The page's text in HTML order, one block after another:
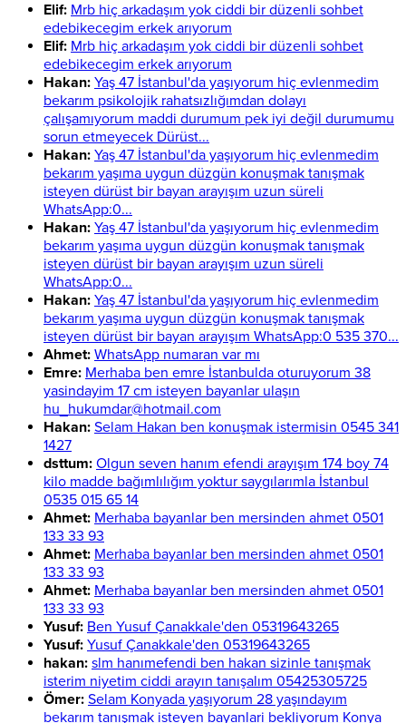
Elif: Mrb hiç arkadaşım yok ciddi bir düzenli sohbet
edebikecegim erkek arıyorum
Elif: Mrb hiç arkadaşım yok ciddi bir düzenli sohbet
edebikecegim erkek arıyorum
Hakan: Yaş 47 İstanbul'da yaşıyorum hiç evlenmedim
bekarım psikolojik rahatsızlığımdan dolayı
çalışamıyorum maddi durumum pek iyi değil durumumu
sorun etmeyecek Dürüst...
Hakan: Yaş 47 İstanbul'da yaşıyorum hiç evlenmedim
bekarım yaşıma uygun düzgün konuşmak tanışmak
isteyen dürüst bir bayan arayışım uzun süreli
WhatsApp:0...
Hakan: Yaş 47 İstanbul'da yaşıyorum hiç evlenmedim
bekarım yaşıma uygun düzgün konuşmak tanışmak
isteyen dürüst bir bayan arayışım uzun süreli
WhatsApp:0...
Hakan: Yaş 47 İstanbul'da yaşıyorum hiç evlenmedim
bekarım yaşıma uygun düzgün konuşmak tanışmak
isteyen dürüst bir bayan arayışım WhatsApp:0 535 370...
Ahmet: WhatsApp numaran var mı
Emre: Merhaba ben emre İstanbulda oturuyorum 38
yasindayim 17 cm isteyen bayanlar ulaşın
hu_hukumdar@hotmail.com
Hakan: Selam Hakan ben konuşmak istermisin 0545 341
1427
dsttum: Olgun seven hanım efendi arayışım 174 boy 74
kilo madde bağımlılığım yoktur saygılarımla İstanbul
0535 015 65 14
Ahmet: Merhaba bayanlar ben mersinden ahmet 0501
133 33 93
Ahmet: Merhaba bayanlar ben mersinden ahmet 0501
133 33 93
Ahmet: Merhaba bayanlar ben mersinden ahmet 0501
133 33 93
Yusuf: Ben Yusuf Çanakkale'den 05319643265
Yusuf: Yusuf Çanakkale'den 05319643265
hakan: slm hanımefendi ben hakan sizinle tanışmak
isterim niyetim ciddi arayın tanışalım 05425305725
Ömer: Selam Konyada yaşıyorum 28 yaşındayım
bekarım tanışmak isteyen bayanlari bekliyorum Konya